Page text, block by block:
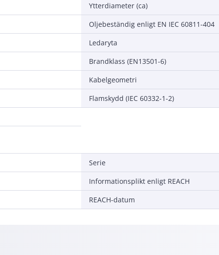
Ytterdiameter (ca)
Oljebeständig enligt EN IEC 60811-404
Ledaryta
Brandklass (EN13501-6)
Kabelgeometri
Flamskydd (IEC 60332-1-2)
Serie
Informationsplikt enligt REACH
REACH-datum